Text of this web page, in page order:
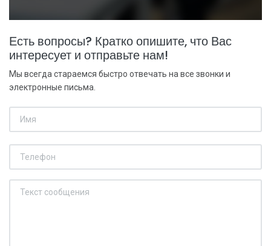
Есть вопросы? Кратко опишите, что Вас
интересует и отправьте нам!
Мы всегда стараемся быстро отвечать на все звонки и
электронные письма.